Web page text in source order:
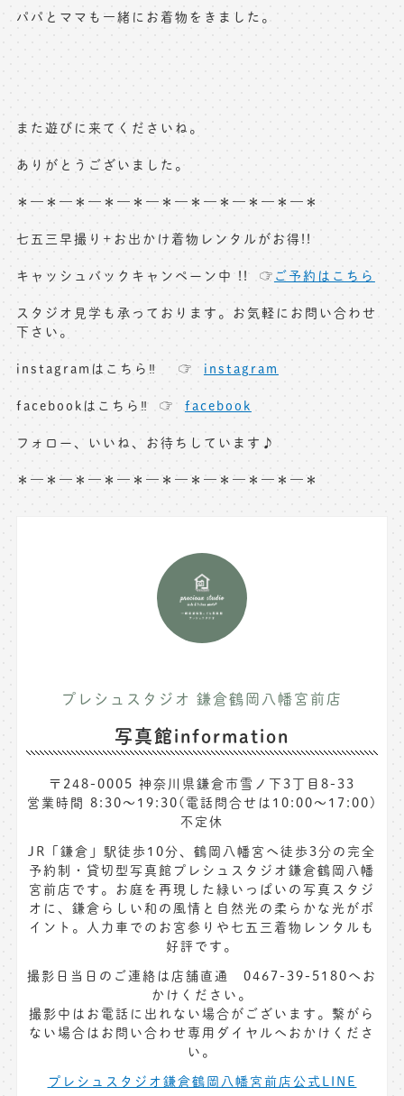
パパとママも一緒にお着物をきました。
また遊びに来てくださいね。
ありがとうございました。
＊—＊—＊—＊—＊—＊—＊—＊—＊—＊—＊
七五三早撮り+お出かけ着物レンタルがお得!!
キャッシュバックキャンペーン中 !! ☞ ご予約はこちら
スタジオ見学も承っております。お気軽にお問い合わせ
下さい。
instagramはこちら‼︎ ☞ instagram
facebookはこちら‼︎ ☞ facebook
フォロー、いいね、お待ちしています♪
＊—＊—＊—＊—＊—＊—＊—＊—＊—＊—＊
プレシュスタジオ 鎌倉鶴岡八幡宮前店
写真館information
〒248-0005 神奈川県鎌倉市雪ノ下3丁目8-33
営業時間 8:30〜19:30(電話問合せは10:00～17:00)
不定休
JR「鎌倉」駅徒歩10分、鶴岡八幡宮へ徒歩3分の完全
予約制・貸切型写真館プレシュスタジオ鎌倉鶴岡八幡
宮前店です。お庭を再現した緑いっぱいの写真スタジ
オに、鎌倉らしい和の風情と自然光の柔らかな光がポ
イント。人力車でのお宮参りや七五三着物レンタルも
好評です。
撮影日当日のご連絡は店舗直通 0467-39-5180へお
かけください。
撮影中はお電話に出れない場合がございます。繋がら
ない場合はお問い合わせ専用ダイヤルへおかけくださ
い。
プレシュスタジオ鎌倉鶴岡八幡宮前店公式LINE